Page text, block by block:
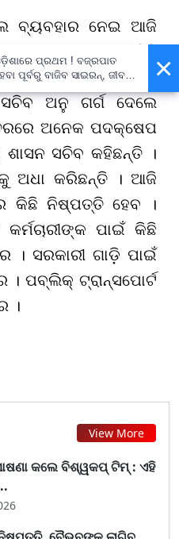
ବ୍ୟବହାର ନେଇ ଆଜି
ସରକାରୀ ସ୍ତରରେ କିଛି
ମୋହନ ସରକାର ।
ଅନୁ ଗର୍ଗ ଦେଲେ
ଅନେକ ପଦକ୍ଷେପ
ସଚିବ କହିଛନ୍ତି ।
ଅଧା କରିଛନ୍ତି । ଆଜି
କିଛି ନିଷ୍ପତ୍ତି ହେବ ।
କର୍ମଚାରୀଙ୍କ ପାଇଁ କିଛି
। ସରକାରୀ ଗାଡ଼ି ପାଇଁ
ପବ୍ଲିକ୍ ଟ୍ରାନ୍ସପୋର୍ଟ
।
View More
କଲେ ବିଶ୍ୱକପ୍ ଟିମ୍ : ଏହି
×
ପ୍ରଥମ ! ବଜ୍ରପାତ
ପୂର୍ବରୁ ବାଜିବ ସାଇରନ୍, ଜୀବନ
ବଡ଼ ପଦକ୍ଷେପ